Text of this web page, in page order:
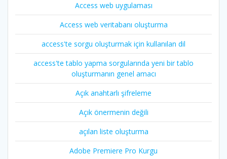
Access web uygulaması
Access web veritabanı oluşturma
access'te sorgu oluşturmak için kullanılan dil
access'te tablo yapma sorgularında yeni bir tablo
oluşturmanın genel amacı
Açık anahtarlı şifreleme
Açık önermenin değili
açılan liste oluşturma
Adobe Premiere Pro Kurgu